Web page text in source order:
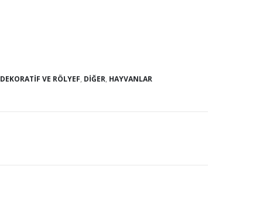
DEKORATIF VE RÖLYEF, DIĞER, HAYVANLAR